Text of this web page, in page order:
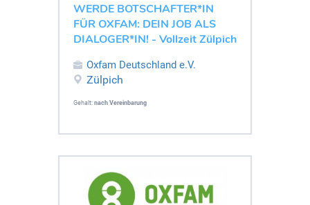
WERDE BOTSCHAFTER*IN
FÜR OXFAM: DEIN JOB ALS
DIALOGER*IN! - Vollzeit Zülpich
Oxfam Deutschland e.V.
Zülpich
Gehalt: nach Vereinbarung